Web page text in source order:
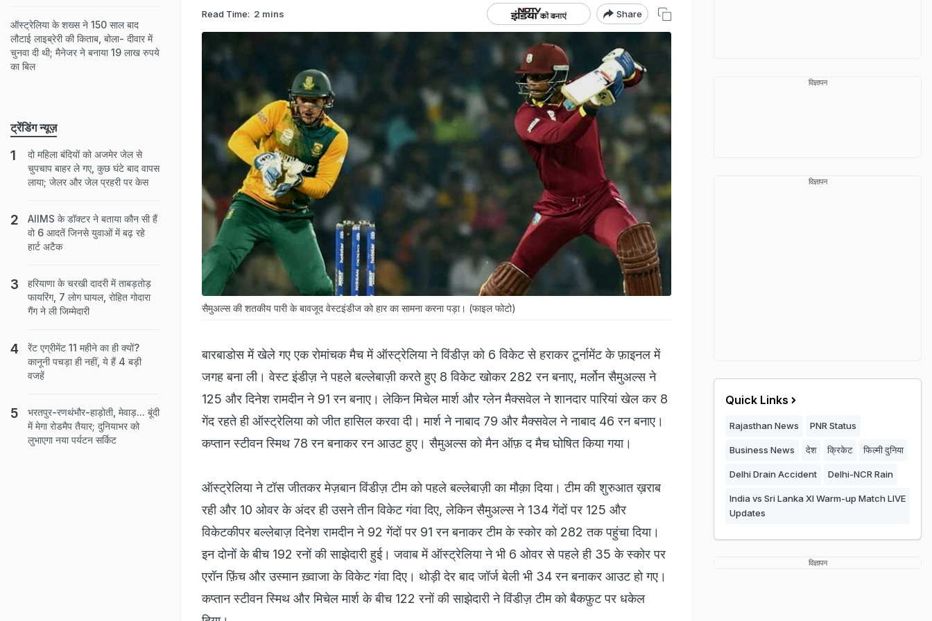
Read Time: 2 mins Share
सैमुअल्‍स की शतकीय पारी के बावजूद वेस्‍टइंडीज को हार का सामना करना पड़ा। (फाइल फोटो)
बारबाडोस में खेले गए एक रोमांचक मैच में ऑस्ट्रेलिया ने विंडीज़ को 6 विकेट से हराकर टूर्नामेंट के फ़ाइनल में
जगह बना ली। वेस्ट इंडीज़ ने पहले बल्लेबाज़ी करते हुए 8 विकेट खोकर 282 रन बनाए, मर्लोन सैमुअल्स ने
125 और दिनेश रामदीन ने 91 रन बनाए। लेकिन मिचेल मार्श और ग्लेन मैक्सवेल ने शानदार पारियां खेल कर 8
गेंद रहते ही ऑस्ट्रेलिया को जीत हासिल करवा दी। मार्श ने नाबाद 79 और मैक्सवेल ने नाबाद 46 रन बनाए।
कप्तान स्टीवन स्मिथ 78 रन बनाकर रन आउट हुए। सैमुअल्‍स को मैन ऑफ़ द मैच घोषित किया गया।
ऑस्ट्रेलिया ने टॉस जीतकर मेज़बान विंडीज़ टीम को पहले बल्लेबाज़ी का मौक़ा दिया। टीम की शुरुआत ख़राब
रही और 10 ओवर के अंदर ही उसने तीन विकेट गंवा दिए, लेकिन सैमुअल्स ने 134 गेंदों पर 125 और
विकेटकीपर बल्लेबाज़ दिनेश रामदीन ने 92 गेंदों पर 91 रन बनाकर टीम के स्कोर को 282 तक पहुंचा दिया।
इन दोनों के बीच 192 रनों की साझेदारी हुई। जवाब में ऑस्ट्रेलिया ने भी 6 ओवर से पहले ही 35 के स्कोर पर
एरॉन फ़िंच और उस्मान ख़्वाजा के विकेट गंवा दिए। थोड़ी देर बाद जॉर्ज बेली भी 34 रन बनाकर आउट हो गए।
कप्तान स्टीवन स्मिथ और मिचेल मार्श के बीच 122 रनों की साझेदारी ने विंडीज़ टीम को बैकफ़ुट पर धकेल
ऑस्ट्रेलिया के शख्स ने 150 साल बाद
लौटाई लाइब्रेरी की किताब, बोला- दीवार में
चुनवा दी थी; मैनेजर ने बनाया 19 लाख रुपये
का बिल
ट्रेंडिंग न्यूज़
दो मह‍िला बंद‍ियों को अजमेर जेल से
चुपचाप बाहर ले गए, कुछ घंटे बाद वापस
लाया; जेलर और जेल प्रहरी पर केस
AIIMS के डॉक्‍टर ने बताया कौन सी हैं
वो 6 आदतें ज‍िनसे युवाओं में बढ़ रहे
हार्ट अटैक
हरियाणा के चरखी दादरी में ताबड़तोड़
फायरिंग, 7 लोग घायल, रोहित गोदारा
गैंग ने ली जिम्मेदारी
रेंट एग्रीमेंट 11 महीने का ही क्‍यों?
कानूनी पचड़ा ही नहीं, ये हैं 4 बड़ी
वजहें
भरतपुर-रणथंभौर-हाड़ोती, मेवाड़... बूंदी
में मेगा रोडमैप तैयार; दुनियाभर को
लुभाएगा नया पर्यटन सर्किट
विज्ञापन
विज्ञापन
Quick Links
Rajasthan News PNR Status
Business News देश क्रिकेट फिल्मी दुनिया
Delhi Drain Accident Delhi-NCR Rain
India vs Sri Lanka XI Warm-up Match LIVE
Updates
विज्ञापन